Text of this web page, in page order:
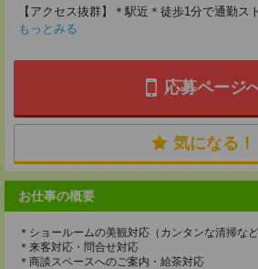
【アクセス抜群】＊駅近＊徒歩1分で通勤ス
もっとみる
応募ページ
気になる！
お仕事の概要
＊ショールームの美観対応（カンタンな清掃など
＊来客対応・問合せ対応
＊商談スペースへのご案内・給茶対応